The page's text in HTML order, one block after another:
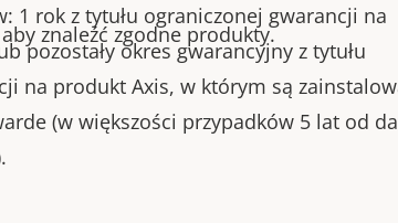
1 rok z tytułu ograniczonej gwarancji na
pozostały okres gwarancyjny z tytułu
na produkt Axis, w którym są
(w większości przypadków 5 lat od
znaleźć zgodne produkty.